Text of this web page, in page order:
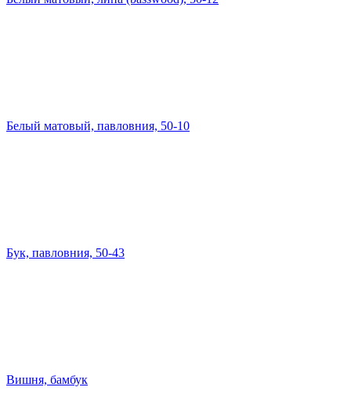
Белый матовый, павловния, 50-10
Бук, павловния, 50-43
Вишня, бамбук